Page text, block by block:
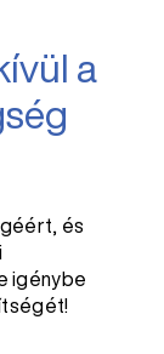
a
és
igénybe